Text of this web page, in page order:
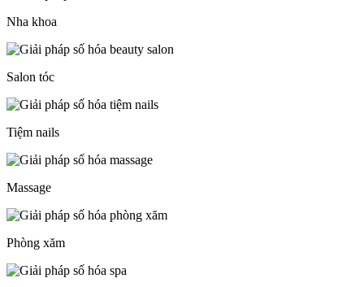
Nha khoa
Salon tóc
Tiệm nails
Massage
Phòng xăm